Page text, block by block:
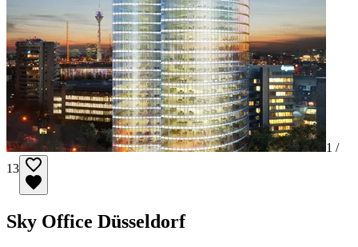
1 /
13
Sky Office Düsseldorf